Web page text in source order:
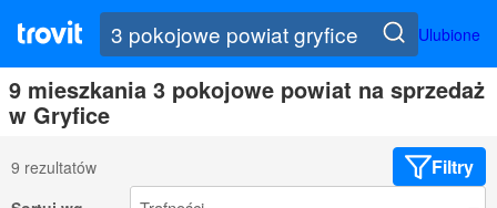
Ulubione
9 mieszkania 3 pokojowe powiat na sprzedaż
w Gryfice
9 rezultatów Filtry